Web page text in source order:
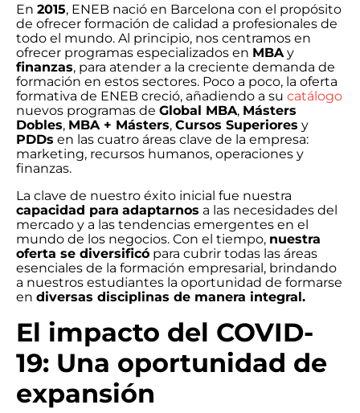
En 2015, ENEB nació en Barcelona con el propósito
de ofrecer formación de calidad a profesionales de
todo el mundo. Al principio, nos centramos en
ofrecer programas especializados en MBA y
finanzas, para atender a la creciente demanda de
formación en estos sectores. Poco a poco, la oferta
formativa de ENEB creció, añadiendo a su catálogo
nuevos programas de Global MBA, Másters
Dobles, MBA + Másters, Cursos Superiores y
PDDs en las cuatro áreas clave de la empresa:
marketing, recursos humanos, operaciones y
finanzas.
La clave de nuestro éxito inicial fue nuestra
capacidad para adaptarnos a las necesidades del
mercado y a las tendencias emergentes en el
mundo de los negocios. Con el tiempo, nuestra
oferta se diversificó para cubrir todas las áreas
esenciales de la formación empresarial, brindando
a nuestros estudiantes la oportunidad de formarse
en diversas disciplinas de manera integral.
El impacto del COVID-
19: Una oportunidad de
expansión